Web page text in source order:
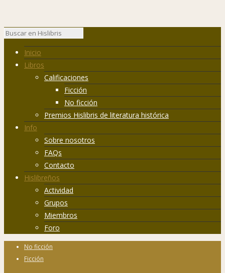
Inicio
Libros
Calificaciones
Ficción
No ficción
Premios Hislibris de literatura histórica
Info
Sobre nosotros
FAQs
Contacto
Hislibreños
Actividad
Grupos
Miembros
Foro
No ficción
Ficción